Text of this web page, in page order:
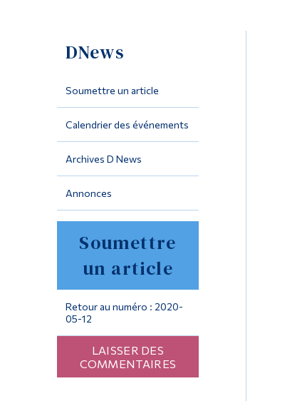
DNews
Soumettre un article
Calendrier des événements
Archives D News
Annonces
Soumettre
un article
Retour au numéro : 2020-
05-12
LAISSER DES
COMMENTAIRES